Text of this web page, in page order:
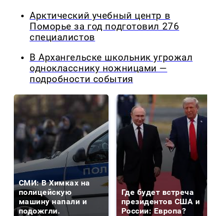
Арктический учебный центр в
Поморье за год подготовил 276
специалистов
В Архангельске школьник угрожал
однокласснику ножницами —
подробности события
СМИ: В Химках на
полицейскую
машину напали и
подожгли.
Где будет встреча
президентов США и
России: Европа?